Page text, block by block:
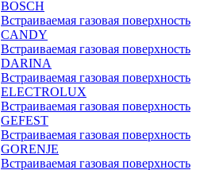
BOSCH
Встраиваемая газовая поверхность
CANDY
Встраиваемая газовая поверхность
DARINA
Встраиваемая газовая поверхность
ELECTROLUX
Встраиваемая газовая поверхность
GEFEST
Встраиваемая газовая поверхность
GORENJE
Встраиваемая газовая поверхность